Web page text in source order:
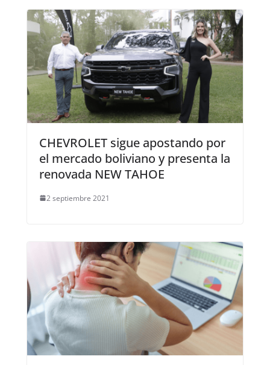
CHEVROLET sigue apostando por
el mercado boliviano y presenta la
renovada NEW TAHOE
2 septiembre 2021